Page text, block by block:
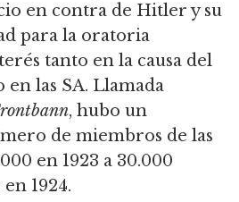
en contra de Hitler y su
para la oratoria
tanto en la causa del
las SA. Llamada
, hubo un
de miembros de las
en 1923 a 30.000
1924.